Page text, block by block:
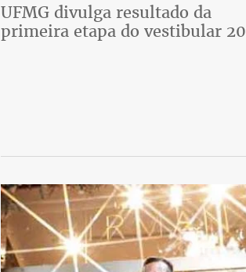
UFMG divulga resultado da
primeira etapa do vestibular